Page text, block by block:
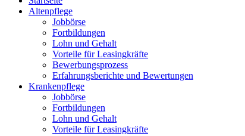
Altenpflege
Jobbörse
Fortbildungen
Lohn und Gehalt
Vorteile für Leasingkräfte
Bewerbungsprozess
Erfahrungsberichte und Bewertungen
Krankenpflege
Jobbörse
Fortbildungen
Lohn und Gehalt
Vorteile für Leasingkräfte